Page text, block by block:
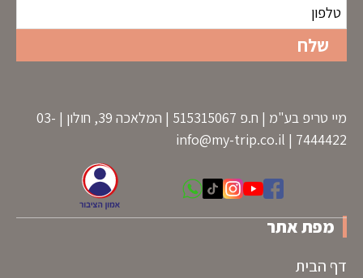
מיי טריפ בע"מ | ח.פ 515315067 | המלאכה 39, חולון | 03-
7444422 |
info@my-trip.co.il
מפת אתר
דף הבית